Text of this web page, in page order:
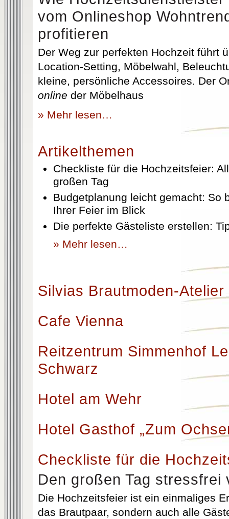
vom Onlineshop
profitieren
Der Weg zur perfekten Hochzeit führt
Location-Setting, Möbelwahl,
kleine, persönliche Accessoires. Der
online der Möbelhaus
» Mehr lesen…
Artikelthemen
Checkliste für die Hochzeitsfeier:
großen Tag
Budgetplanung leicht gemacht: So
Ihrer Feier im Blick
Die perfekte Gästeliste erstellen:
» Mehr lesen…
Silvias Brautmoden-Atelier
Cafe Vienna
Reitzentrum Simmenhof
Schwarz
Hotel am Wehr
Hotel Gasthof „Zum
Checkliste für die
Den großen Tag stressfrei
Die Hochzeitsfeier ist ein einmaliges
das Brautpaar, sondern auch alle